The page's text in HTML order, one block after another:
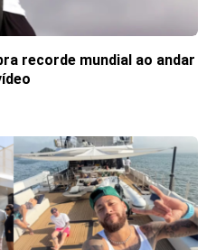
recorde mundial ao andar